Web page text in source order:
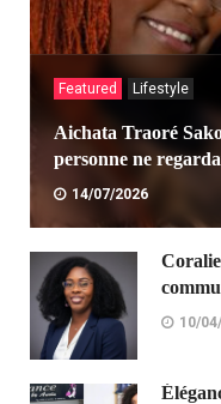
Featured Lifestyle
Aichata Traoré
personne ne
14/07/2026
10/